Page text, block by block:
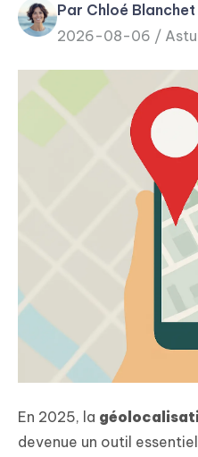
PDNob
PDF
New
iAnyGo
Par Chloé Blanchet
2026-08-06 /
En 2025, la
devenue un outil